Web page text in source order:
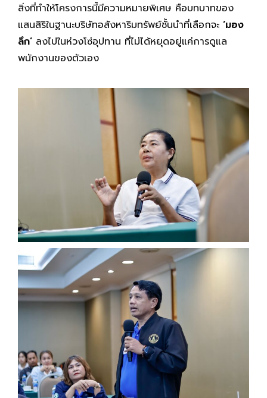
สิ่งที่ทำให้โครงการนี้มีความหมายพิเศษ คือบทบาทของ
แสนสิริในฐานะบริษัทอสังหาริมทรัพย์ชั้นนำที่เลือกจะ ‘มอง
ลึก’ ลงไปในห่วงโซ่อุปทาน ที่ไม่ได้หยุดอยู่แค่การดูแล
พนักงานของตัวเอง